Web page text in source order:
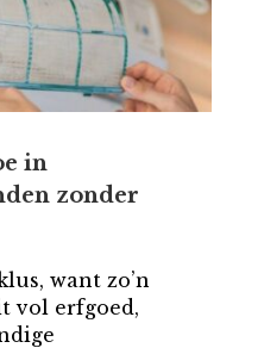
in
zonder
want zo’n
vol erfgoed,